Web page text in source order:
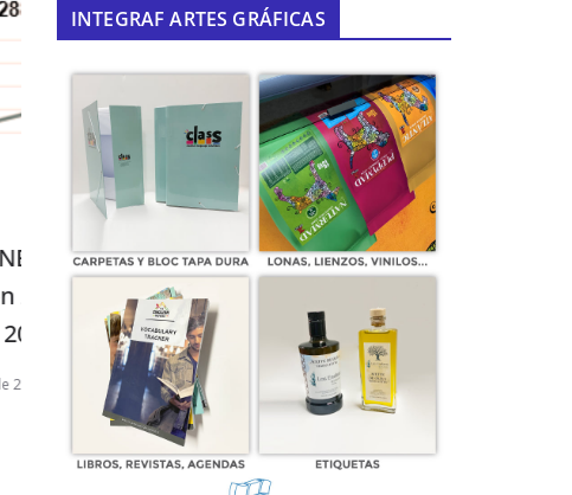
El grupo de senderismo ‘El Escarpe’
promueve una campaña de la
limpieza de la Vía Verde
15 de marzo de 2017
INTEGRAF ARTES GRÁFICAS